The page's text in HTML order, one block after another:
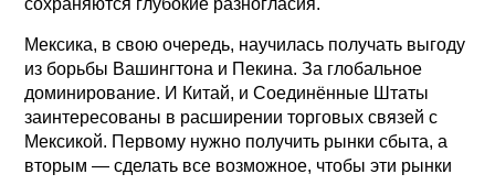
Мексика, в свою очередь, научилась получать выгоду
из борьбы Вашингтона и Пекина. За глобальное
доминирование. И Китай, и Соединённые Штаты
заинтересованы в расширении торговых связей с
Мексикой. Первому нужно получить рынки сбыта, а
вторым — сделать все возможное, чтобы эти рынки